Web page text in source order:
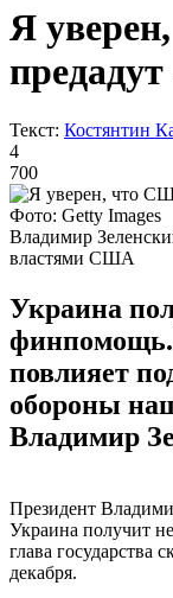
Я
Текст: Костянтин
4
700
Фото: Getty Images
Владимир
властями США
Украина
повлияет
обороны
Владимир
Президент
Украина получит
глава государства
декабря.